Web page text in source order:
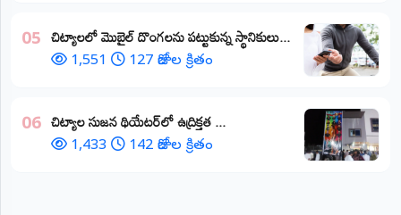
05 చిట్యాలలో మొబైల్ దొంగలను పట్టుకున్న స్థానికులు...
1,551 127 రోజుల క్రితం
06 చిట్యాల సుజన థియేటర్‌లో ఉద్రిక్తత ...
1,433 142 రోజుల క్రితం